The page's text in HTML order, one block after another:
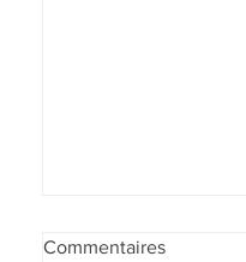
Commentaires